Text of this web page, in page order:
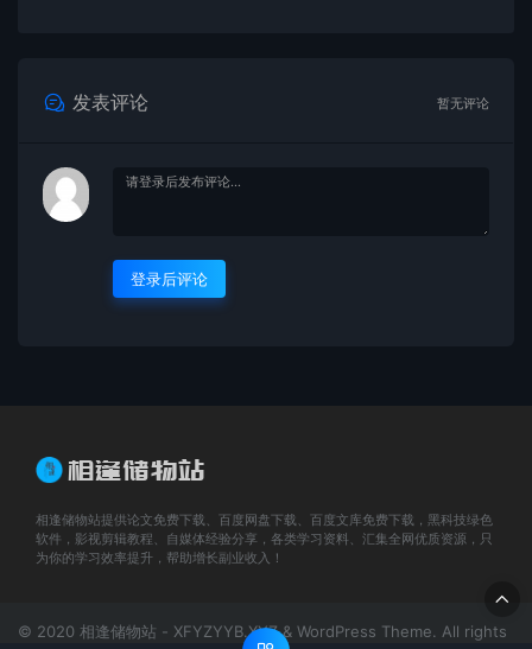
发表评论 暂无评论
登录后评论
相逢储物站提供论文免费下载、百度网盘下载、百度文库免费下载，黑科技绿色
软件，影视剪辑教程、自媒体经验分享，各类学习资料、汇集全网优质资源，只
为你的学习效率提升，帮助增长副业收入！
© 2020 相逢储物站 - XFYZYYB.XYZ & WordPress Theme. All rights